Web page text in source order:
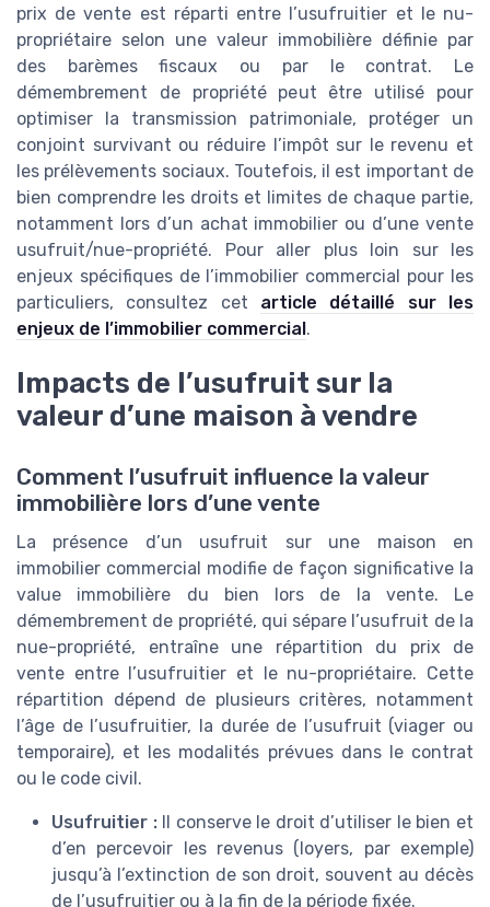
prix de vente est réparti entre l’usufruitier et le nu-
propriétaire selon une valeur immobilière définie par
des barèmes fiscaux ou par le contrat. Le
démembrement de propriété peut être utilisé pour
optimiser la transmission patrimoniale, protéger un
conjoint survivant ou réduire l’impôt sur le revenu et
les prélèvements sociaux. Toutefois, il est important de
bien comprendre les droits et limites de chaque partie,
notamment lors d’un achat immobilier ou d’une vente
usufruit/nue-propriété. Pour aller plus loin sur les
enjeux spécifiques de l’immobilier commercial pour les
particuliers, consultez cet article détaillé sur les
enjeux de l’immobilier commercial.
Impacts de l’usufruit sur la
valeur d’une maison à vendre
Comment l’usufruit influence la valeur
immobilière lors d’une vente
La présence d’un usufruit sur une maison en
immobilier commercial modifie de façon significative la
value immobilière du bien lors de la vente. Le
démembrement de propriété, qui sépare l’usufruit de la
nue-propriété, entraîne une répartition du prix de
vente entre l’usufruitier et le nu-propriétaire. Cette
répartition dépend de plusieurs critères, notamment
l’âge de l’usufruitier, la durée de l’usufruit (viager ou
temporaire), et les modalités prévues dans le contrat
ou le code civil.
Usufruitier :Il conserve le droit d’utiliser le bien et
d’en percevoir les revenus (loyers, par exemple)
jusqu’à l’extinction de son droit, souvent au décès
de l’usufruitier ou à la fin de la période fixée.